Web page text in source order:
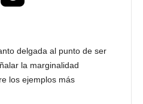
delgada al punto de ser
la marginalidad
los ejemplos más